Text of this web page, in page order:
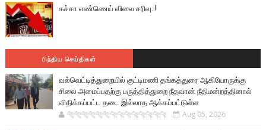
கச்சா எண்ணெய் விலை சரிவு..!
பிந்திய செய்திகள்
வல்வெட்டித்துறையில் குட்டிமணி தங்கத்துரை ஆகியோருக்கு
சிலை அமைப்பதற்கு பருத்தித்துறை நீதவான் நீதிமன்றத்தினால்
விதிக்கப்பட்ட தடை இல்லாத ஆக்கப்பட்டுள்ள
🐅🐅🐅🐅🐅🐅🐆🐆🐆🐆🐆🐆🐆🐆 Aug 05, 2026